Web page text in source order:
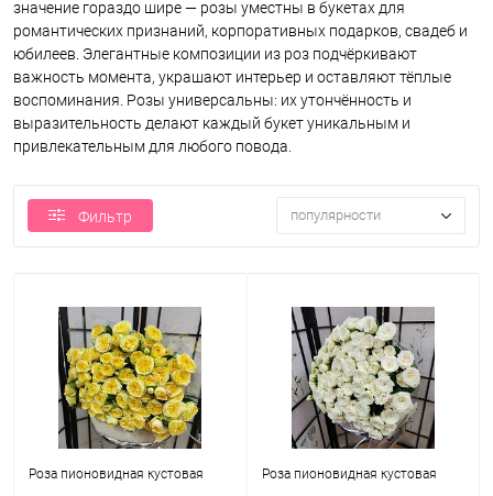
значение гораздо шире — розы уместны в букетах для
романтических признаний, корпоративных подарков, свадеб и
юбилеев. Элегантные композиции из роз подчёркивают
важность момента, украшают интерьер и оставляют тёплые
воспоминания. Розы универсальны: их утончённость и
выразительность делают каждый букет уникальным и
привлекательным для любого повода.
Фильтр популярности
Роза пионовидная кустовая Роза пионовидная кустовая